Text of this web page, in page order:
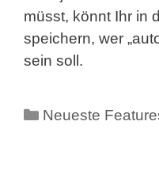
müsst, könnt Ihr in
speichern, wer
sein soll.
Kategorien
Neueste